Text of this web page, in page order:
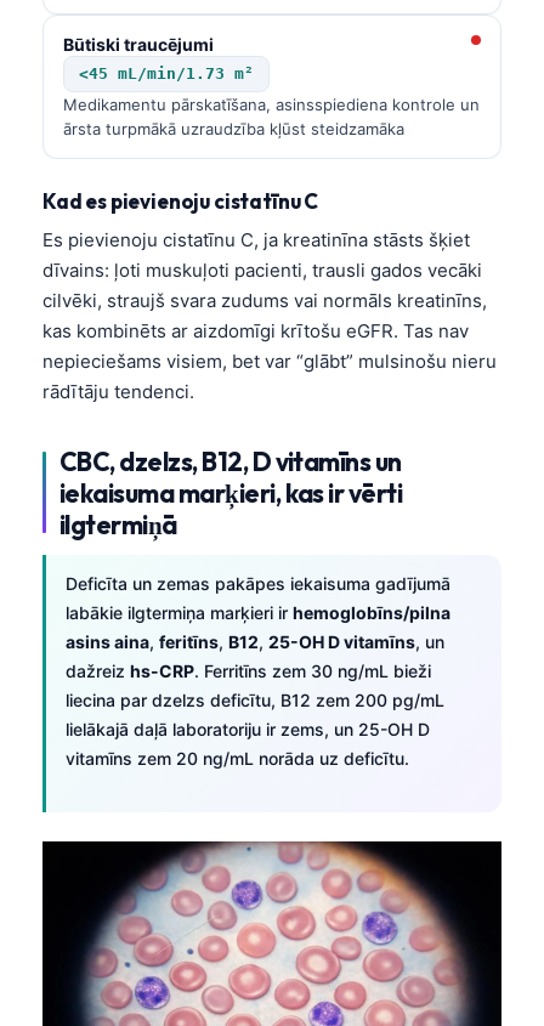
Būtiski traucējumi
<45 mL/min/1.73 m²
Medikamentu pārskatīšana, asinsspiediena kontrole un
ārsta turpmākā uzraudzība kļūst steidzamāka
Kad es pievienoju cistatīnu C
Es pievienoju cistatīnu C, ja kreatinīna stāsts šķiet
dīvains: ļoti muskuļoti pacienti, trausli gados vecāki
cilvēki, straujš svara zudums vai normāls kreatinīns,
kas kombinēts ar aizdomīgi krītošu eGFR. Tas nav
nepieciešams visiem, bet var “glābt” mulsinošu nieru
rādītāju tendenci.
CBC, dzelzs, B12, D vitamīns un
iekaisuma marķieri, kas ir vērti
ilgtermiņā
Deficīta un zemas pakāpes iekaisuma gadījumā
labākie ilgtermiņa marķieri ir hemoglobīns/pilna
asins aina, feritīns, B12, 25-OH D vitamīns, un
dažreiz hs-CRP. Ferritīns zem 30 ng/mL bieži
liecina par dzelzs deficītu, B12 zem 200 pg/mL
lielākajā daļā laboratoriju ir zems, un 25-OH D
vitamīns zem 20 ng/mL norāda uz deficītu.
Русский
Lietuvių kalba
Polski
한국어
Slovenščina
বাংলা
اردو
मराठी
తెలుగు
தமிழ்
ગુજરાતી
ಕನ್ನಡ
മലയാളം
Tiếng Việt
Tagalog
ไทย
ဗမာစာ
ភាសាខ្មែរ
አማርኛ
Українська
O‘zbekcha
Català